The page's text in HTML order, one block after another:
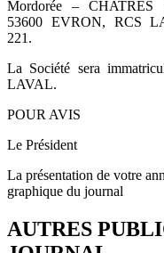
Mordorée –
53600 EVRON, RCS
221.
La Société sera
LAVAL.
POUR AVIS
Le Président
La présentation de votre
graphique du journal
AUTRES